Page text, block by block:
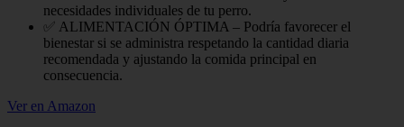
necesidades individuales de tu perro.
✅ ALIMENTACIÓN ÓPTIMA – Podría favorecer el
bienestar si se administra respetando la cantidad diaria
recomendada y ajustando la comida principal en
consecuencia.
Ver en Amazon